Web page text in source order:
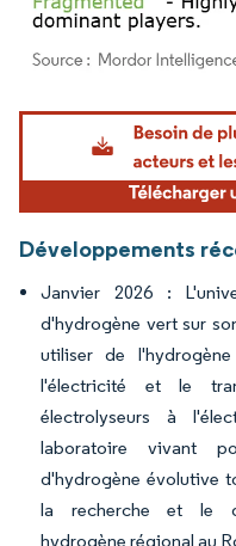
Image © Mordor Intelligence. La
Développements
Janvier 2026 :
d'hydrogène vert sur
utiliser de
l'électricité et le
électrolyseurs à
laboratoire vivant
d'hydrogène évolutive
la recherche et le
hydrogène régional au